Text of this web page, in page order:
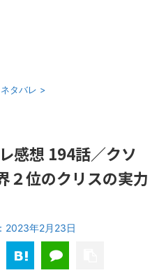
タバレ >
感想 194話／クソ
２位のクリスの実力
2023年2月23日